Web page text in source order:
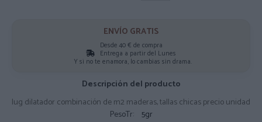
ENVÍO GRATIS
Desde 40 € de compra
Entrega a partir del Lunes
Y si no te enamora, lo cambias sin drama.
Descripción del producto
lug dilatador combinación de m2 maderas, tallas chicas precio unidad
PesoTr:
5gr